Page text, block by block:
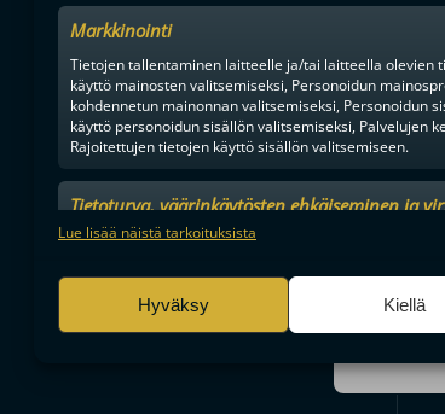
Markkinointi
Tietojen tallentaminen laitteelle ja/tai laitteella olevien
käyttö mainosten valitsemiseksi, Personoidun
kohdennetun mainonnan valitsemiseksi, Personoidun
käyttö personoidun sisällön valitsemiseksi, Palvelujen
Rajoitettujen tietojen käyttö sisällön valitsemiseen.
Tietoturva, väärinkäytösten ehkäiseminen ja
Mainonnan ja sisällön tekninen jakelu, Tallenna
Lue lisää näistä tarkoituksista
Hyväksy Kiellä
TYHJÄ MAALI 56:45